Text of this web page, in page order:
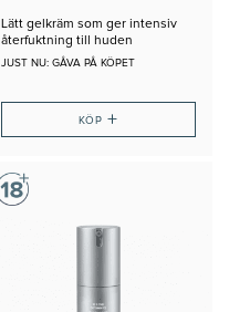
Lätt gelkräm som ger intensiv
återfuktning till huden
JUST NU: GÅVA PÅ KÖPET
KÖP +